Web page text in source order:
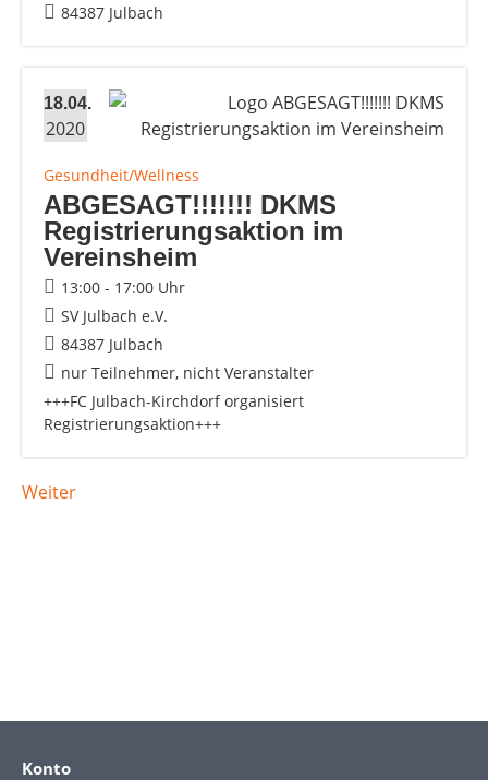
84387 Julbach
18.04.
2020
Gesundheit/Wellness
ABGESAGT!!!!!!! DKMS
Registrierungsaktion im
Vereinsheim
13:00 - 17:00 Uhr
SV Julbach e.V.
84387 Julbach
nur Teilnehmer, nicht Veranstalter
+++FC Julbach-Kirchdorf organisiert
Registrierungsaktion+++
Weiter
Konto